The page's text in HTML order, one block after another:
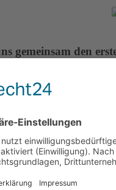
gemeinsam den
darauf, Sie und Ihre
passion.de